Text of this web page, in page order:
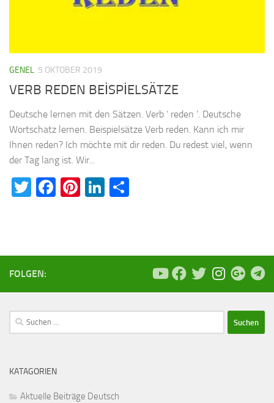
GENEL 5 OKTOBER 2019
VERB REDEN BEİSPİELSÄTZE
Deutsche lernen mit den Sätzen. Verb ‘ reden ’. Deutsche
Wortschatz lernen. Beispielsätze Verb reden. Kann ich mir
Ihnen reden? Ich möchte mit dir reden. Du redest viel, wenn
der Tag lang ist. Wir...
Twitter
Facebook
Pinterest
LinkedIn
FOLGEN:
Suchen
nach:
KATAGORIEN
Aktuelle Beiträge Deutsch